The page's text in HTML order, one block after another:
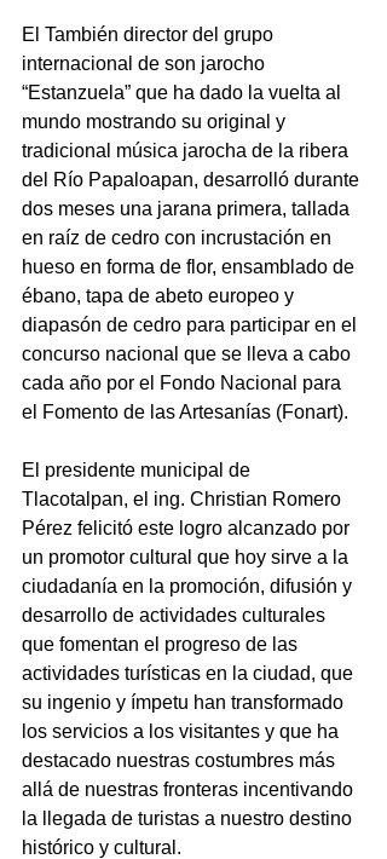
El También director del grupo
internacional de son jarocho
“Estanzuela” que ha dado la vuelta al
mundo mostrando su original y
tradicional música jarocha de la ribera
del Río Papaloapan, desarrolló durante
dos meses una jarana primera, tallada
en raíz de cedro con incrustación en
hueso en forma de flor, ensamblado de
ébano, tapa de abeto europeo y
diapasón de cedro para participar en el
concurso nacional que se lleva a cabo
cada año por el Fondo Nacional para
el Fomento de las Artesanías (Fonart).
El presidente municipal de
Tlacotalpan, el ing. Christian Romero
Pérez felicitó este logro alcanzado por
un promotor cultural que hoy sirve a la
ciudadanía en la promoción, difusión y
desarrollo de actividades culturales
que fomentan el progreso de las
actividades turísticas en la ciudad, que
su ingenio y ímpetu han transformado
los servicios a los visitantes y que ha
destacado nuestras costumbres más
allá de nuestras fronteras incentivando
la llegada de turistas a nuestro destino
histórico y cultural.